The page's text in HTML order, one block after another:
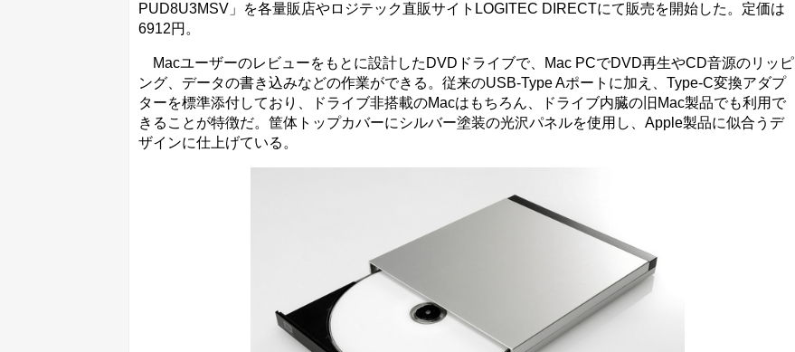
PUD8U3MSV」を各量販店やロジテック直販サイトLOGITEC DIRECTにて販売を開始した。定価は
6912円。
Macユーザーのレビューをもとに設計したDVDドライブで、Mac PCでDVD再生やCD音源のリッピ
ング、データの書き込みなどの作業ができる。従来のUSB-Type Aポートに加え、Type-C変換アダプ
ターを標準添付しており、ドライブ非搭載のMacはもちろん、ドライブ内臓の旧Mac製品でも利用で
きることが特徴だ。筐体トップカバーにシルバー塗装の光沢パネルを使用し、Apple製品に似合うデ
ザインに仕上げている。